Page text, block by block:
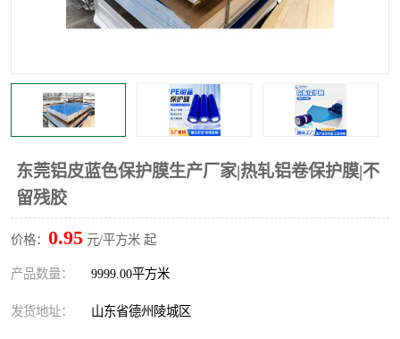
东莞铝皮蓝色保护膜生产厂家|热轧铝卷保护膜|不
留残胶
价格： 0.95 元/平方米 起
产品数量： 9999.00平方米
发货地址： 山东省德州陵城区
不绣钢板保护膜 两边上胶保护膜
不锈钢板保护膜 一次性隔离膜